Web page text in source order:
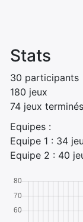
Stats
30 participants
180 jeux
74 jeux terminés
Equipes :
Equipe 1 : 34
Equipe 2 : 40